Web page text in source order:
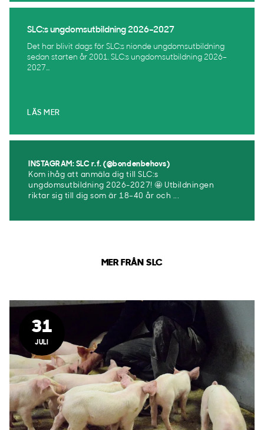
SLC:s ungdomsutbildning 2026–2027
Det har blivit dags för SLC:s nionde ungdomsutbildning
sedan starten år 2001. SLC:s ungdomsutbildning 2026–
2027...
LÄS MER
INSTAGRAM: SLC r.f. (@bondenbehovs)
Kom ihåg att anmäla dig till SLC:s
ungdomsutbildning 2026-2027! 🤩 Utbildningen
riktar sig till dig som är 18–40 år och ...
MER FRÅN SLC
31
JULI